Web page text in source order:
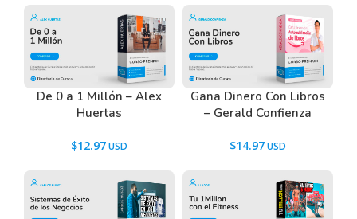
De 0 a 1 Millón – Alex
Huertas
$12.97
Gana Dinero Con Libros
– Gerald Confienza
$14.97